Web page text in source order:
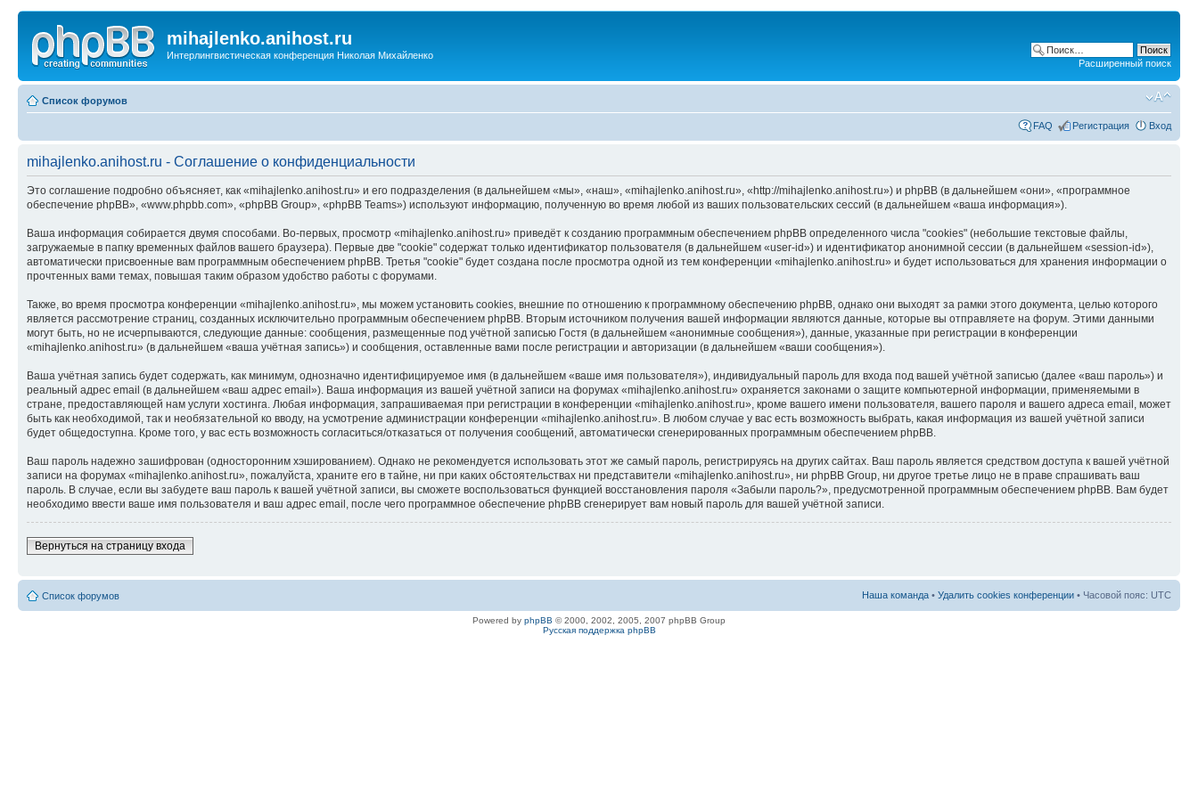
mihajlenko.anihost.ru
Интерлингвистическая конференция Николая Михайленко
Расширенный поиск
Список форумов
FAQ Регистрация Вход
mihajlenko.anihost.ru - Соглашение о конфиденциальности
Это соглашение подробно объясняет, как «mihajlenko.anihost.ru» и его подразделения (в дальнейшем «мы», «наш», «mihajlenko.anihost.ru», «http://mihajlenko.anihost.ru») и phpBB (в дальнейшем «они», «программное
обеспечение phpBB», «www.phpbb.com», «phpBB Group», «phpBB Teams») используют информацию, полученную во время любой из ваших пользовательских сессий (в дальнейшем «ваша информация»).
Ваша информация собирается двумя способами. Во-первых, просмотр «mihajlenko.anihost.ru» приведёт к созданию программным обеспечением phpBB определенного числа "cookies" (небольшие текстовые файлы,
загружаемые в папку временных файлов вашего браузера). Первые две "cookie" содержат только идентификатор пользователя (в дальнейшем «user-id») и идентификатор анонимной сессии (в дальнейшем «session-id»),
автоматически присвоенные вам программным обеспечением phpBB. Третья "cookie" будет создана после просмотра одной из тем конференции «mihajlenko.anihost.ru» и будет использоваться для хранения информации о
прочтенных вами темах, повышая таким образом удобство работы с форумами.
Также, во время просмотра конференции «mihajlenko.anihost.ru», мы можем установить cookies, внешние по отношению к программному обеспечению phpBB, однако они выходят за рамки этого документа, целью которого
является рассмотрение страниц, созданных исключительно программным обеспечением phpBB. Вторым источником получения вашей информации являются данные, которые вы отправляете на форум. Этими данными
могут быть, но не исчерпываются, следующие данные: сообщения, размещенные под учётной записью Гостя (в дальнейшем «анонимные сообщения»), данные, указанные при регистрации в конференции
«mihajlenko.anihost.ru» (в дальнейшем «ваша учётная запись») и сообщения, оставленные вами после регистрации и авторизации (в дальнейшем «ваши сообщения»).
Ваша учётная запись будет содержать, как минимум, однозначно идентифицируемое имя (в дальнейшем «ваше имя пользователя»), индивидуальный пароль для входа под вашей учётной записью (далее «ваш пароль») и
реальный адрес email (в дальнейшем «ваш адрес email»). Ваша информация из вашей учётной записи на форумах «mihajlenko.anihost.ru» охраняется законами о защите компьютерной информации, применяемыми в
стране, предоставляющей нам услуги хостинга. Любая информация, запрашиваемая при регистрации в конференции «mihajlenko.anihost.ru», кроме вашего имени пользователя, вашего пароля и вашего адреса email, может
быть как необходимой, так и необязательной ко вводу, на усмотрение администрации конференции «mihajlenko.anihost.ru». В любом случае у вас есть возможность выбрать, какая информация из вашей учётной записи
будет общедоступна. Кроме того, у вас есть возможность согласиться/отказаться от получения сообщений, автоматически сгенерированных программным обеспечением phpBB.
Ваш пароль надежно зашифрован (односторонним хэшированием). Однако не рекомендуется использовать этот же самый пароль, регистрируясь на других сайтах. Ваш пароль является средством доступа к вашей учётной
записи на форумах «mihajlenko.anihost.ru», пожалуйста, храните его в тайне, ни при каких обстоятельствах ни представители «mihajlenko.anihost.ru», ни phpBB Group, ни другое третье лицо не в праве спрашивать ваш
пароль. В случае, если вы забудете ваш пароль к вашей учётной записи, вы сможете воспользоваться функцией восстановления пароля «Забыли пароль?», предусмотренной программным обеспечением phpBB. Вам будет
необходимо ввести ваше имя пользователя и ваш адрес email, после чего программное обеспечение phpBB сгенерирует вам новый пароль для вашей учётной записи.
Вернуться на страницу входа
Список форумов Наша команда • Удалить cookies конференции • Часовой пояс: UTC
Powered by phpBB © 2000, 2002, 2005, 2007 phpBB Group
Русская поддержка phpBB